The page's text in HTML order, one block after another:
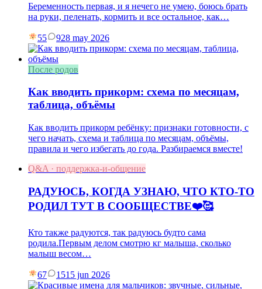
Беременность первая, и я нечего не умею, боюсь брать
на руки, пеленать, кормить и все остальное, как…
55 928 may 2026
После родов
Как вводить прикорм: схема по месяцам,
таблица, объёмы
Как вводить прикорм ребёнку: признаки готовности, с
чего начать, схема и таблица по месяцам, объёмы,
правила и чего избегать до года. Разбираемся вместе!
Q&A · поддержка-и-общение
РАДУЮСЬ, КОГДА УЗНАЮ, ЧТО КТО-ТО
РОДИЛ ТУТ В СООБЩЕСТВЕ❤️🥰
Кто также радуются, так радуюсь будто сама
родила.Первым делом смотрю кг малыша, сколько
малыш весом…
67 1515 jun 2026